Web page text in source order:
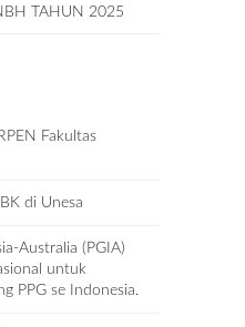
TAHUN 2025
Fakultas
di Unesa
Australia (PGIA)
untuk
PPG se Indonesia.